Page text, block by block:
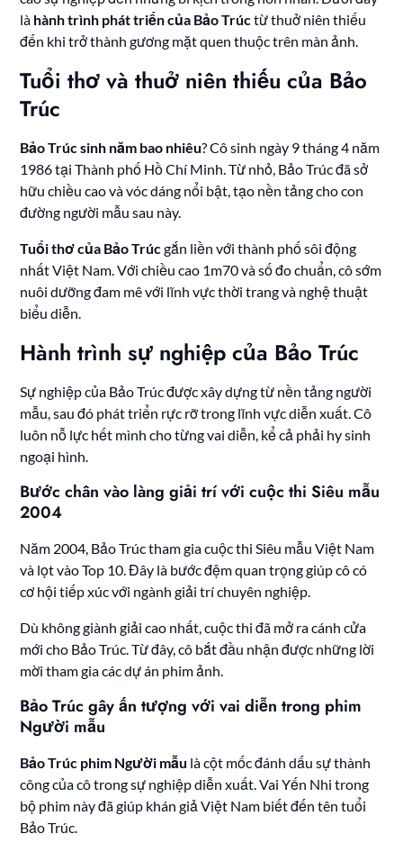
là hành trình phát triển của Bảo Trúctừ thuở niên thiếu
đến khi trở thành gương mặt quen thuộc trên màn ảnh.
Tuổi thơ và thuở niên thiếu của Bảo
Trúc
Bảo Trúc sinh năm bao nhiêu? Cô sinh ngày 9 tháng 4 năm
1986 tại Thành phố Hồ Chí Minh. Từ nhỏ, Bảo Trúc đã sở
hữu chiều cao và vóc dáng nổi bật, tạo nền tảng cho con
đường người mẫu sau này.
Tuổi thơ của Bảo Trúcgắn liền với thành phố sôi động
nhất Việt Nam. Với chiều cao 1m70 và số đo chuẩn, cô sớm
nuôi dưỡng đam mê với lĩnh vực thời trang và nghệ thuật
biểu diễn.
Hành trình sự nghiệp của Bảo Trúc
Sự nghiệp của Bảo Trúc được xây dựng từ nền tảng người
mẫu, sau đó phát triển rực rỡ trong lĩnh vực diễn xuất. Cô
luôn nỗ lực hết mình cho từng vai diễn, kể cả phải hy sinh
ngoại hình.
Bước chân vào làng giải trí với cuộc thi Siêu mẫu
2004
Năm 2004, Bảo Trúc tham gia cuộc thi Siêu mẫu Việt Nam
và lọt vào Top 10. Đây là bước đệm quan trọng giúp cô có
cơ hội tiếp xúc với ngành giải trí chuyên nghiệp.
Dù không giành giải cao nhất, cuộc thi đã mở ra cánh cửa
mới cho Bảo Trúc. Từ đây, cô bắt đầu nhận được những lời
mời tham gia các dự án phim ảnh.
Bảo Trúc gây ấn tượng với vai diễn trong phim
Người mẫu
Bảo Trúc phim Người mẫu là cột mốc đánh dấu sự thành
công của cô trong sự nghiệp diễn xuất. Vai Yến Nhi trong
bộ phim này đã giúp khán giả Việt Nam biết đến tên tuổi
Bảo Trúc.